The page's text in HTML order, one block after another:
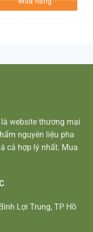
là website thương mại
nguyên liệu pha
cả hợp lý nhất. Mua
Lợi Trung, TP Hồ